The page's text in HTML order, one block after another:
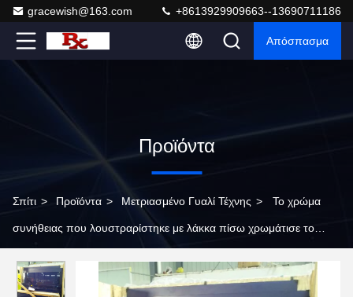
gracewish@163.com +8613929909663--13690711186
Απόσπασμα
Προϊόντα
Σπίτι > Προϊόντα > Μετριασμένο Γυαλί Τέχνης > Το χρώμα
συνήθειας που λουστραρίστηκε με λάκκα πίσω χρωμάτισε το